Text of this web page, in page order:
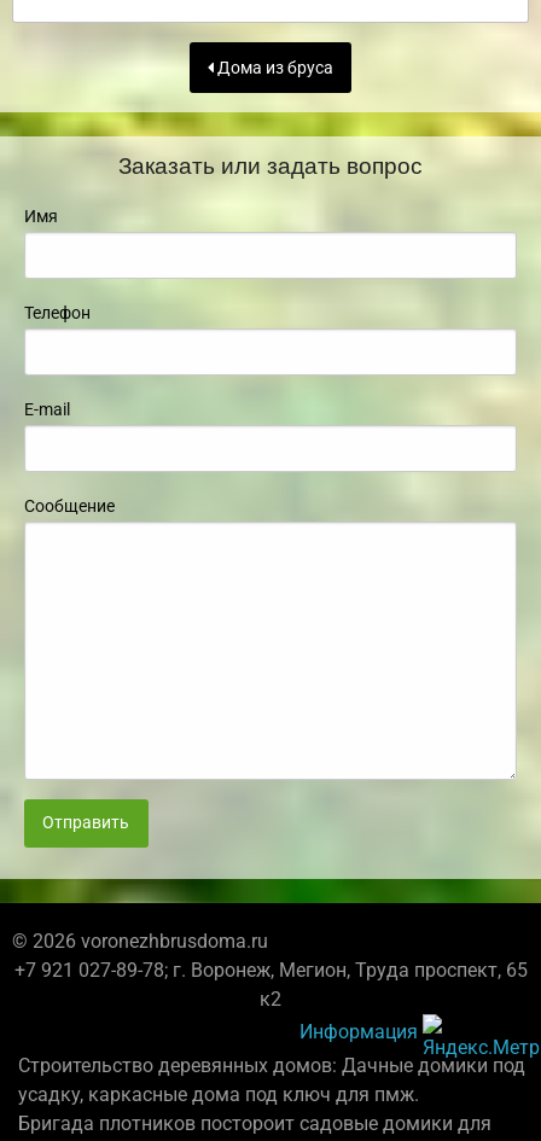
Дома из бруса
Заказать или задать вопрос
Имя
Телефон
E-mail
Сообщение
Отправить
© 2026 voronezhbrusdoma.ru
+7 921 027-89-78; г. Воронеж, Мегион, Труда проспект, 65
к2
Информация
Строительство деревянных домов: Дачные домики под
усадку, каркасные дома под ключ для пмж.
Бригада плотников постороит садовые домики для